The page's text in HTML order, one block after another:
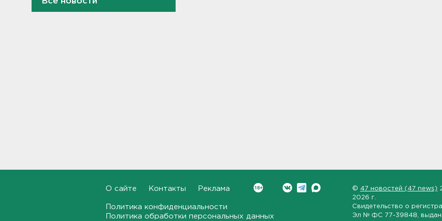
23:53, 07.08.2026
О сайте Контакты Реклама
Политика конфиденциальности
Политика обработки персональных данных
© 47 новостей (47 news)
2026 г.
Свидетельство о
Эл № ФС 77-39848 ,